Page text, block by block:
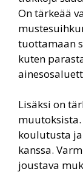
On tärkeää
tuottamaan
kuten
Lisäksi on
koulutusta
kanssa.
joustava